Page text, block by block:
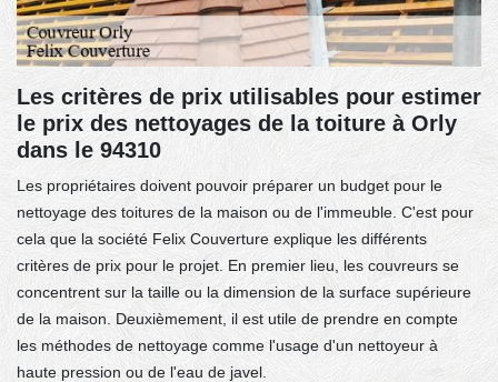
Les critères de prix utilisables pour estimer
le prix des nettoyages de la toiture à Orly
dans le 94310
Les propriétaires doivent pouvoir préparer un budget pour le
nettoyage des toitures de la maison ou de l'immeuble. C'est pour
cela que la société Felix Couverture explique les différents
critères de prix pour le projet. En premier lieu, les couvreurs se
concentrent sur la taille ou la dimension de la surface supérieure
de la maison. Deuxièmement, il est utile de prendre en compte
les méthodes de nettoyage comme l'usage d'un nettoyeur à
haute pression ou de l'eau de javel.